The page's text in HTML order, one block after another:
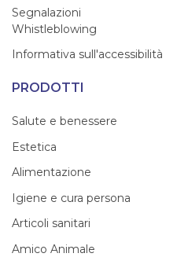
Segnalazioni
Whistleblowing
Informativa sull'accessibilità
PRODOTTI
Salute e benessere
Estetica
Alimentazione
Igiene e cura persona
Articoli sanitari
Amico Animale